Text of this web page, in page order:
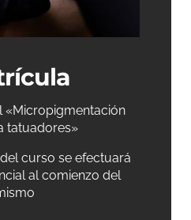
«Micropigmentación
tatuadores»
curso se efectuará
al comienzo del